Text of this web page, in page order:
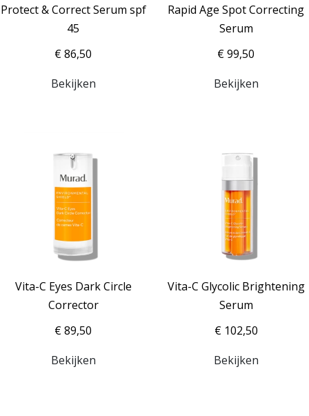
Protect & Correct Serum spf
45
€ 86,50
Bekijken
Rapid Age Spot Correcting
Serum
€ 99,50
Bekijken
Vita-C Eyes Dark Circle
Corrector
€ 89,50
Bekijken
Vita-C Glycolic Brightening
Serum
€ 102,50
Bekijken